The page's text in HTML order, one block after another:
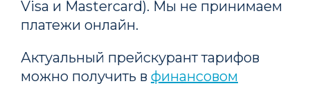
Visa и Mastercard). Мы не принимаем
платежи онлайн.
Актуальный прейскурант тарифов
можно получить в финансовом